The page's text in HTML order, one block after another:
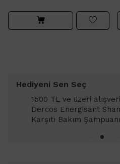
Hediyeni Sen Seç
1500 TL ve üzeri
Dercos Energisant
Karşıtı Bakım Şampuanı 6ml